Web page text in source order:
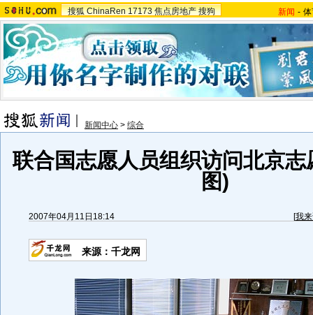
搜狐 ChinaRen 17173 焦点房地产 搜狗 新闻 -
新闻中心 > 综合
联合国志愿人员组织访问北京志
图)
2007年04月11日18:14 [我
来源：千龙网